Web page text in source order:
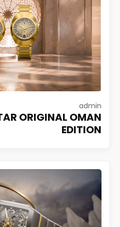
admin
ORIGINAL OMAN
EDITION